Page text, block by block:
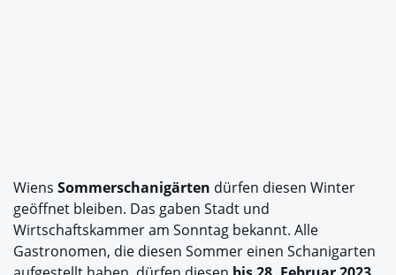
Wiens Sommerschanigärten dürfen diesen Winter
geöffnet bleiben. Das gaben Stadt und
Wirtschaftskammer am Sonntag bekannt. Alle
Gastronomen, die diesen Sommer einen Schanigarten